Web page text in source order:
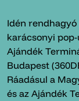
Idén
karácsonyi
Ajándék
Budapest
Ráadásul a
és az Ajándék